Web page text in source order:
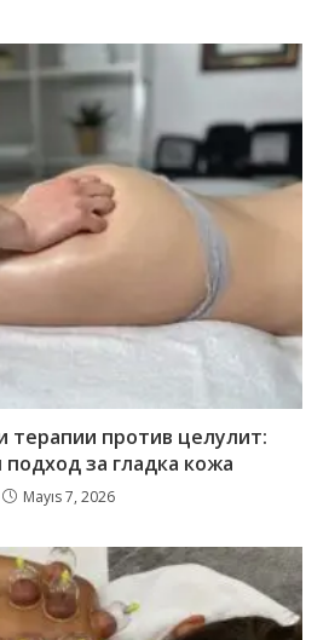
терапии против целулит:
за гладка кожа
Mayıs 7, 2026